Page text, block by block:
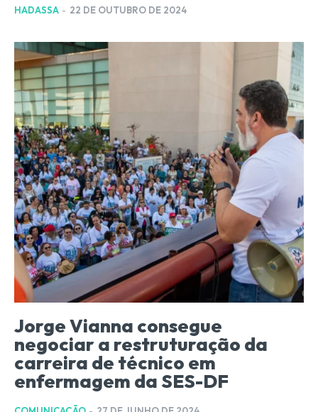
HADASSA - 22 DE OUTUBRO DE 2024
Jorge Vianna consegue
negociar a restruturação da
carreira de técnico em
enfermagem da SES-DF